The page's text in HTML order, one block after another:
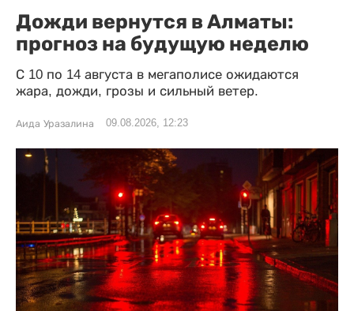
Дожди вернутся в Алматы:
прогноз на будущую неделю
С 10 по 14 августа в мегаполисе ожидаются
жара, дожди, грозы и сильный ветер.
Аида Уразалина 09.08.2026, 12:23